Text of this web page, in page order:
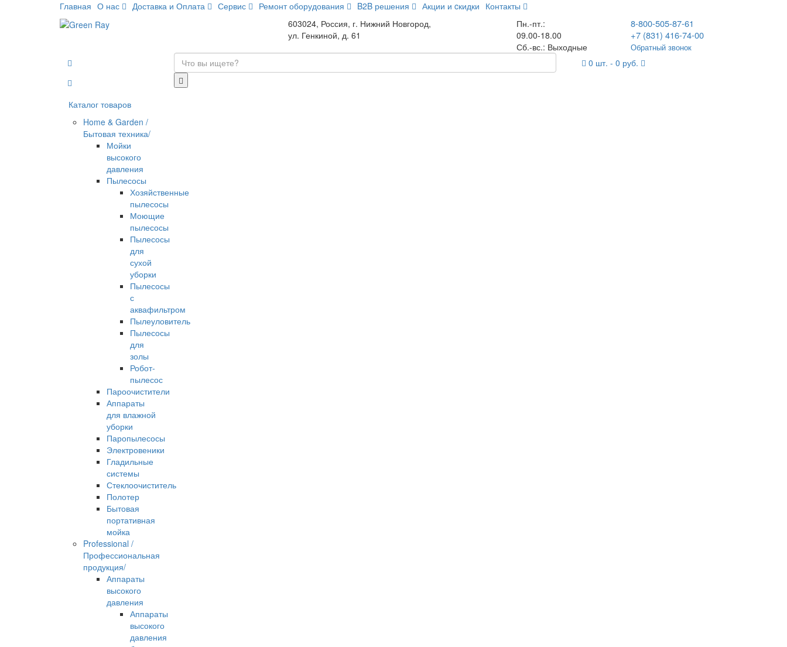
Главная О нас Доставка и Оплата Сервис Ремонт оборудования B2B решения Акции и cкидки Контакты
603024, Россия, г. Нижний Новгород,
ул. Генкиной, д. 61
Пн.-пт.:
09.00-18.00
Сб.-вс.: Выходные
8-800-505-87-61
+7 (831) 416-74-00
Обратный звонок
Каталог товаров
Home & Garden /
Бытовая техника/
Мойки
высокого
давления
Пылесосы
Хозяйственные
пылесосы
Моющие
пылесосы
Пылесосы
для
сухой
уборки
Пылесосы
с
аквафильтром
Пылеуловитель
Пылесосы
для
золы
Робот-
пылесос
Пароочистители
Аппараты
для влажной
уборки
Паропылесосы
Электровеники
Гладильные
системы
Стеклоочиститель
Полотер
Бытовая
портативная
мойка
Professional /
Профессиональная
продукция/
Аппараты
высокого
давления
Аппараты
высокого
давления
0 шт. - 0 руб.